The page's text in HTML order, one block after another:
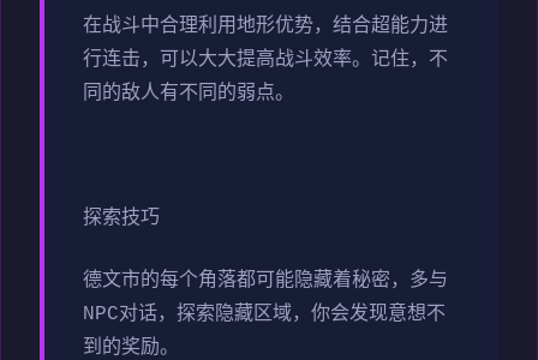
在战斗中合理利用地形优势，结合超能力进
行连击，可以大大提高战斗效率。记住，不
同的敌人有不同的弱点。
探索技巧
德文市的每个角落都可能隐藏着秘密，多与
NPC对话，探索隐藏区域，你会发现意想不
到的奖励。